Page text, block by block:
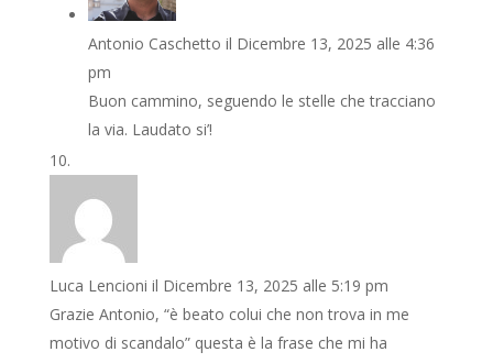
Antonio Caschetto il Dicembre 13, 2025 alle 4:36
pm
Buon cammino, seguendo le stelle che tracciano
la via. Laudato si’!
Luca Lencioni il Dicembre 13, 2025 alle 5:19 pm
Grazie Antonio, “è beato colui che non trova in me
motivo di scandalo” questa è la frase che mi ha